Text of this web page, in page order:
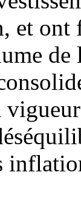
et ont
de